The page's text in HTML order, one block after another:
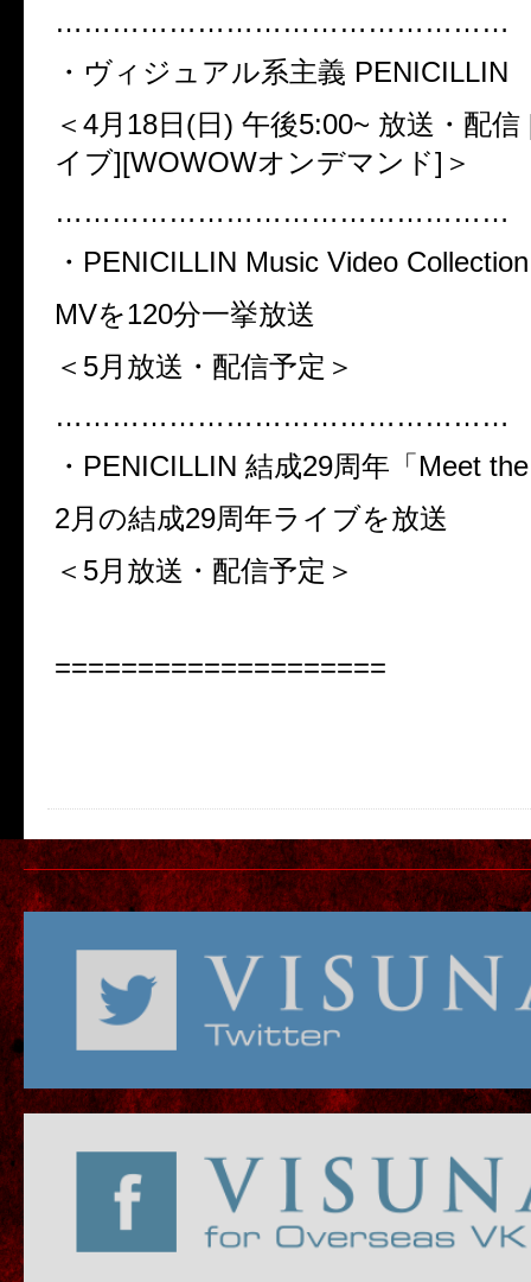
…………………………………………
・ヴィジュアル系主義 PENICILLIN
＜4月18日(日) 午後5:00~ 放送・配
イブ][WOWOWオンデマンド]＞
…………………………………………
・PENICILLIN Music Video Collection
MVを120分一挙放送
＜5月放送・配信予定＞
…………………………………………
・PENICILLIN 結成29周年「Meet
2月の結成29周年ライブを放送
＜5月放送・配信予定＞
====================